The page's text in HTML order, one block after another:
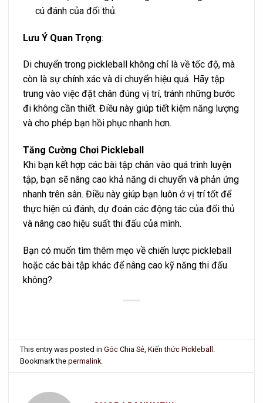
cú đánh của đối thủ.
Lưu Ý Quan Trọng:
Di chuyển trong pickleball không chỉ là về tốc độ, mà
còn là sự chính xác và di chuyển hiệu quả. Hãy tập
trung vào việc đặt chân đúng vị trí, tránh những bước
đi không cần thiết. Điều này giúp tiết kiệm năng lượng
và cho phép bạn hồi phục nhanh hơn.
Tăng Cường Chơi Pickleball
Khi bạn kết hợp các bài tập chân vào quá trình luyện
tập, bạn sẽ nâng cao khả năng di chuyển và phản ứng
nhanh trên sân. Điều này giúp bạn luôn ở vị trí tốt để
thực hiện cú đánh, dự đoán các động tác của đối thủ
và nâng cao hiệu suất thi đấu của mình.
Bạn có muốn tìm thêm mẹo về chiến lược pickleball
hoặc các bài tập khác để nâng cao kỹ năng thi đấu
không?
This entry was posted inGóc Chia Sẻ,Kiến thức Pickleball .
Bookmark thepermalink.